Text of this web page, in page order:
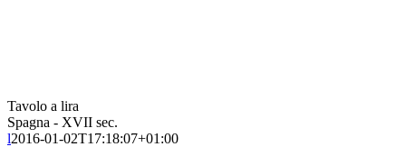
Tavolo a lira
Spagna - XVII sec.
l2016-01-02T17:18:07+01:00